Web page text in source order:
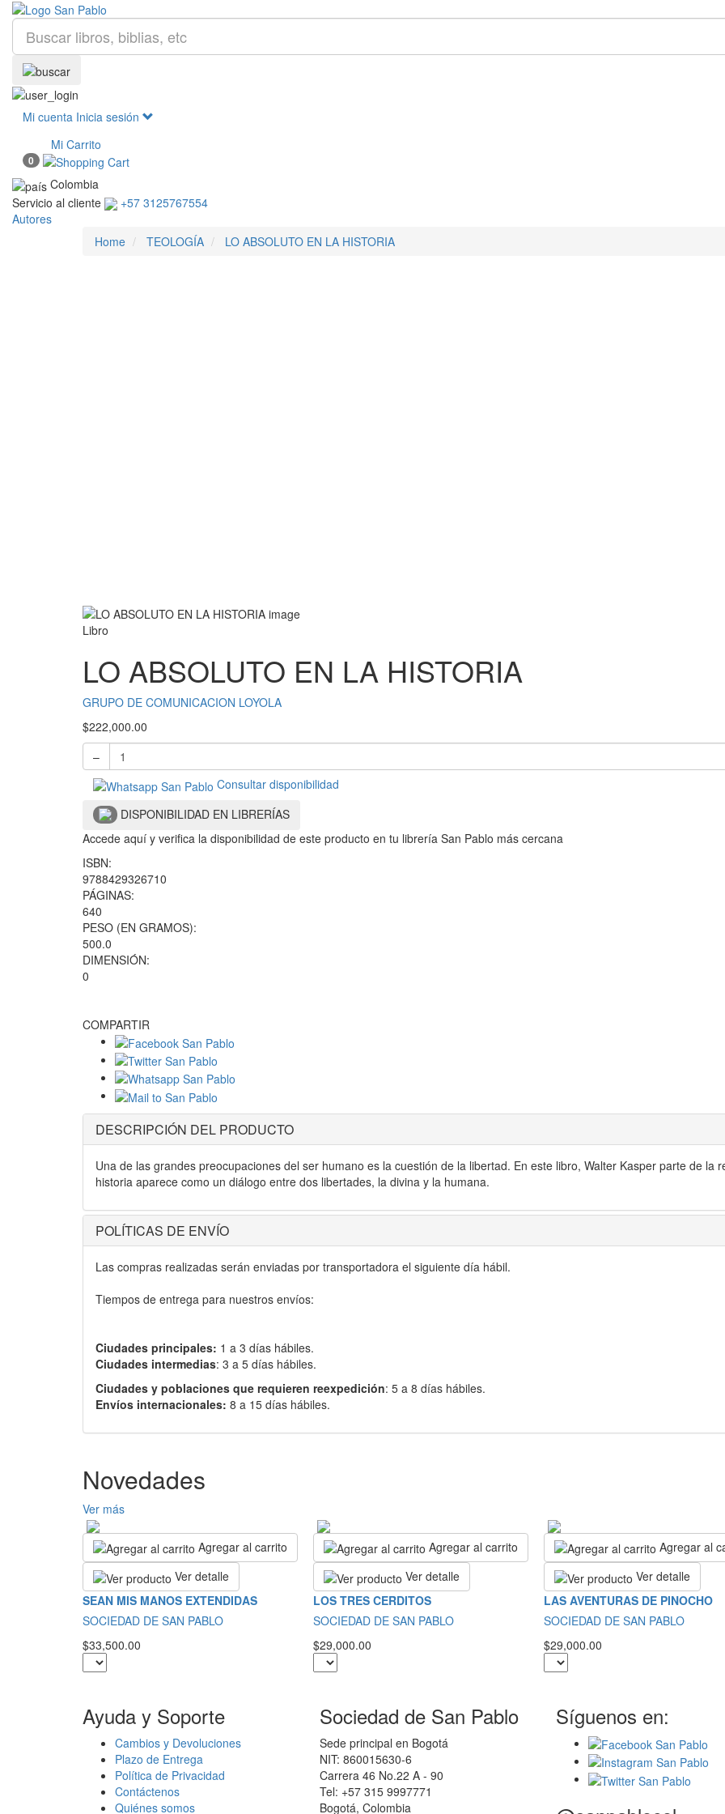
Mi cuenta Inicia sesión
Mi Carrito
0
Colombia
Servicio al cliente
+57 3125767554
Autores
Home
TEOLOGÍA LO ABSOLUTO EN LA HISTORIA
Libro
LO ABSOLUTO EN LA HISTORIA
GRUPO DE COMUNICACION LOYOLA
$222,000.00
–
Consultar disponibilidad
DISPONIBILIDAD EN LIBRERÍAS
Accede aquí y verifica la disponibilidad de este producto en tu librería San Pablo más cercana
ISBN:
9788429326710
PÁGINAS:
640
PESO (EN GRAMOS):
500.0
DIMENSIÓN:
0
COMPARTIR
DESCRIPCIÓN DEL PRODUCTO
Una de las grandes preocupaciones del ser humano es la cuestión de la libertad. En este libro, Walter Kasper parte de la
historia aparece como un diálogo entre dos libertades, la divina y la humana.
POLÍTICAS DE ENVÍO
Las compras realizadas serán enviadas por transportadora el siguiente día hábil.
Tiempos de entrega para nuestros envíos:
Ciudades principales: 1 a 3 días hábiles.
Ciudades intermedias: 3 a 5 días hábiles.
Ciudades y poblaciones que requieren reexpedición: 5 a 8 días hábiles.
Envíos internacionales: 8 a 15 días hábiles.
Novedades
Ver más
Agregar al carrito
Ver detalle
SEAN MIS MANOS EXTENDIDAS
SOCIEDAD DE SAN PABLO
$33,500.00
Agregar al carrito
Ver detalle
LOS TRES CERDITOS
SOCIEDAD DE SAN PABLO
$29,000.00
Agregar al
Ver detalle
LAS AVENTURAS DE PINOCHO
SOCIEDAD DE SAN PABLO
$29,000.00
Ayuda y Soporte
Cambios y Devoluciones
Plazo de Entrega
Política de Privacidad
Contáctenos
Quiénes somos
Sociedad de San Pablo
Sede principal en Bogotá
NIT: 860015630-6
Carrera 46 No.22 A - 90
Tel: +57 315 9997771
Bogotá, Colombia
Síguenos en: